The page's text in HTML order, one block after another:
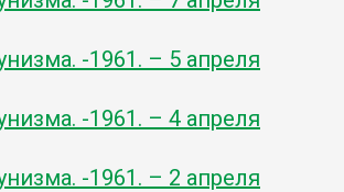
-1961. – 5 апреля
-1961. – 4 апреля
-1961. – 2 апреля